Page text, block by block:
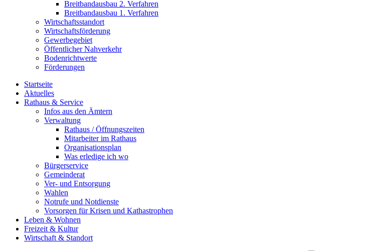
Breitbandausbau 2. Verfahren
Breitbandausbau 1. Verfahren
Wirtschaftsstandort
Wirtschaftsförderung
Gewerbegebiet
Öffentlicher Nahverkehr
Bodenrichtwerte
Förderungen
Startseite
Aktuelles
Rathaus & Service
Infos aus den Ämtern
Verwaltung
Rathaus / Öffnungszeiten
Mitarbeiter im Rathaus
Organisationsplan
Was erledige ich wo
Bürgerservice
Gemeinderat
Ver- und Entsorgung
Wahlen
Notrufe und Notdienste
Vorsorgen für Krisen und Kathastrophen
Leben & Wohnen
Freizeit & Kultur
Wirtschaft & Standort